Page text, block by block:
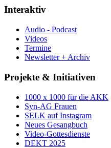
Interaktiv
Audio - Podcast
Videos
Termine
Newsletter + Archiv
Projekte & Initiativen
1000 x 1000 für die AKK
Syn-AG Frauen
SELK auf Instagram
Neues Gesangbuch
Video-Gottesdienste
DEKT 2025